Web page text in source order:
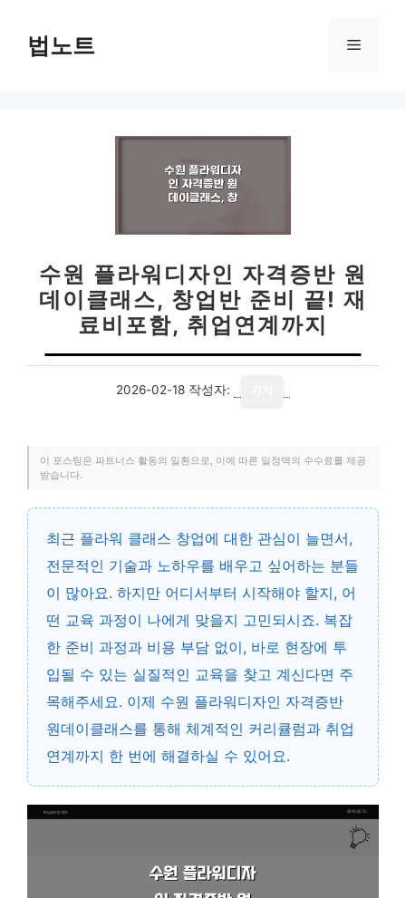
법노트 메
수원 플라워디자인 자격증반 원
데이클래스, 창업반 준비 끝! 재
료비포함, 취업연계까지
2026-02-18 작성자:
이 포스팅은 파트너스 활동의 일환으로, 이에 따른 일정액의 수수료를 제공
받습니다.
최근 플라워 클래스 창업에 대한 관심이 늘면서,
전문적인 기술과 노하우를 배우고 싶어하는 분들
이 많아요. 하지만 어디서부터 시작해야 할지, 어
떤 교육 과정이 나에게 맞을지 고민되시죠. 복잡
한 준비 과정과 비용 부담 없이, 바로 현장에 투
입될 수 있는 실질적인 교육을 찾고 계신다면 주
목해주세요. 이제 수원 플라워디자인 자격증반
원데이클래스를 통해 체계적인 커리큘럼과 취업
연계까지 한 번에 해결하실 수 있어요.